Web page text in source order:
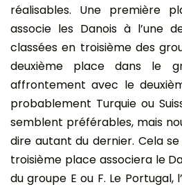
réalisables. Une première
associe les Danois à l’une
classées en troisième des
deuxième place dans le
affrontement avec le
probablement Turquie ou
semblent préférables, mais
dire autant du dernier. Cela
troisième place associera le
du groupe E ou F. Le Portugal,